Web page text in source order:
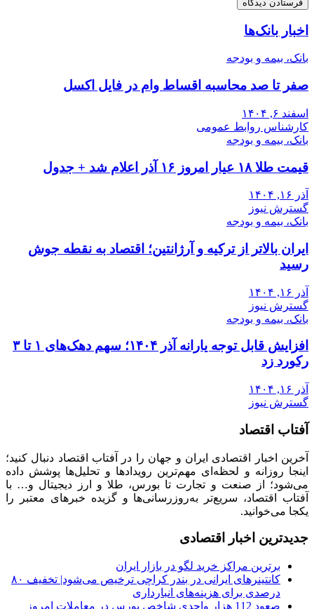
اخبار بانک‌ها
بانک، بیمه و بودجه
صفر تا صد محاسبه اقساط وام در فایل اکسل
اسفند ۶, ۱۴۰۴
کارشناس روابط عمومی
بانک، بیمه و بودجه
قیمت طلا ۱۸ عیار امروز ۱۶ آذر اعلام شد + جدول
آذر ۱۶, ۱۴۰۴
گسترش نیوز
بانک، بیمه و بودجه
ایران بالاتر از ترکیه و آرژانتین؛ اقتصاد به نقطه جوش
رسید
آذر ۱۶, ۱۴۰۴
گسترش نیوز
بانک، بیمه و بودجه
افزایش قابل توجه یارانه آذر ۱۴۰۴؛ سهم دهک‌های ۱ تا ۳
رکورد زد
آذر ۱۶, ۱۴۰۴
گسترش نیوز
آفتاب اقتصاد
آخرین اخبار اقتصادی ایران و جهان را در آفتاب اقتصاد دنبال کنید؛
اینجا روزانه و لحظه‌ای مهم‌ترین رویدادها و تحلیل‌ها پوشش داده
می‌شود؛ از صنعت و تجارت تا بورس، طلا و ارز دیجیتال و… با
آفتاب اقتصاد، سریع‌تر به‌روزرسانی‌ها و گزیده خبرهای معتبر را
یکجا می‌خوانید.
جدیدترین اخبار اقتصادی
برترین مراکز خرید لگو در بازار ایران
کانتینرهای ایرانی در بندر کراچی ترخیص می‌شود| تخفیف ۸۰
درصدی برای هزینه‌های انبارداری
صعود 112 هزار واحدی شاخص بورس در معاملات امروز